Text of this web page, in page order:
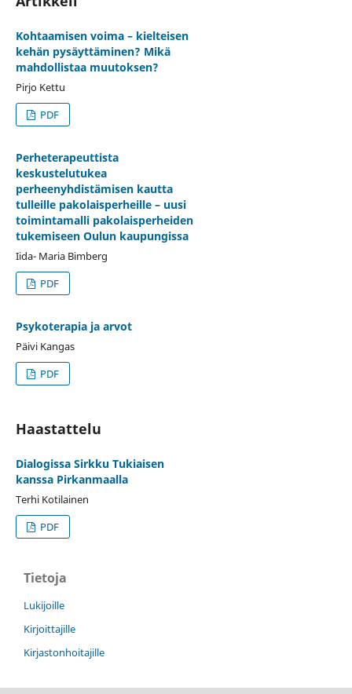
Kohtaamisen voima – kielteisen
kehän pysäyttäminen? Mikä
mahdollistaa muutoksen?
Pirjo Kettu
PDF
Perheterapeuttista
keskustelutukea
perheenyhdistämisen kautta
tulleille pakolaisperheille – uusi
toimintamalli pakolaisperheiden
tukemiseen Oulun kaupungissa
Iida- Maria Bimberg
PDF
Psykoterapia ja arvot
Päivi Kangas
PDF
Haastattelu
Dialogissa Sirkku Tukiaisen
kanssa Pirkanmaalla
Terhi Kotilainen
PDF
Tietoja
Lukijoille
Kirjoittajille
Kirjastonhoitajille